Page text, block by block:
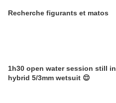
Recherche figurants et matos
1h30 open water session still in
hybrid 5/3mm wetsuit 😌